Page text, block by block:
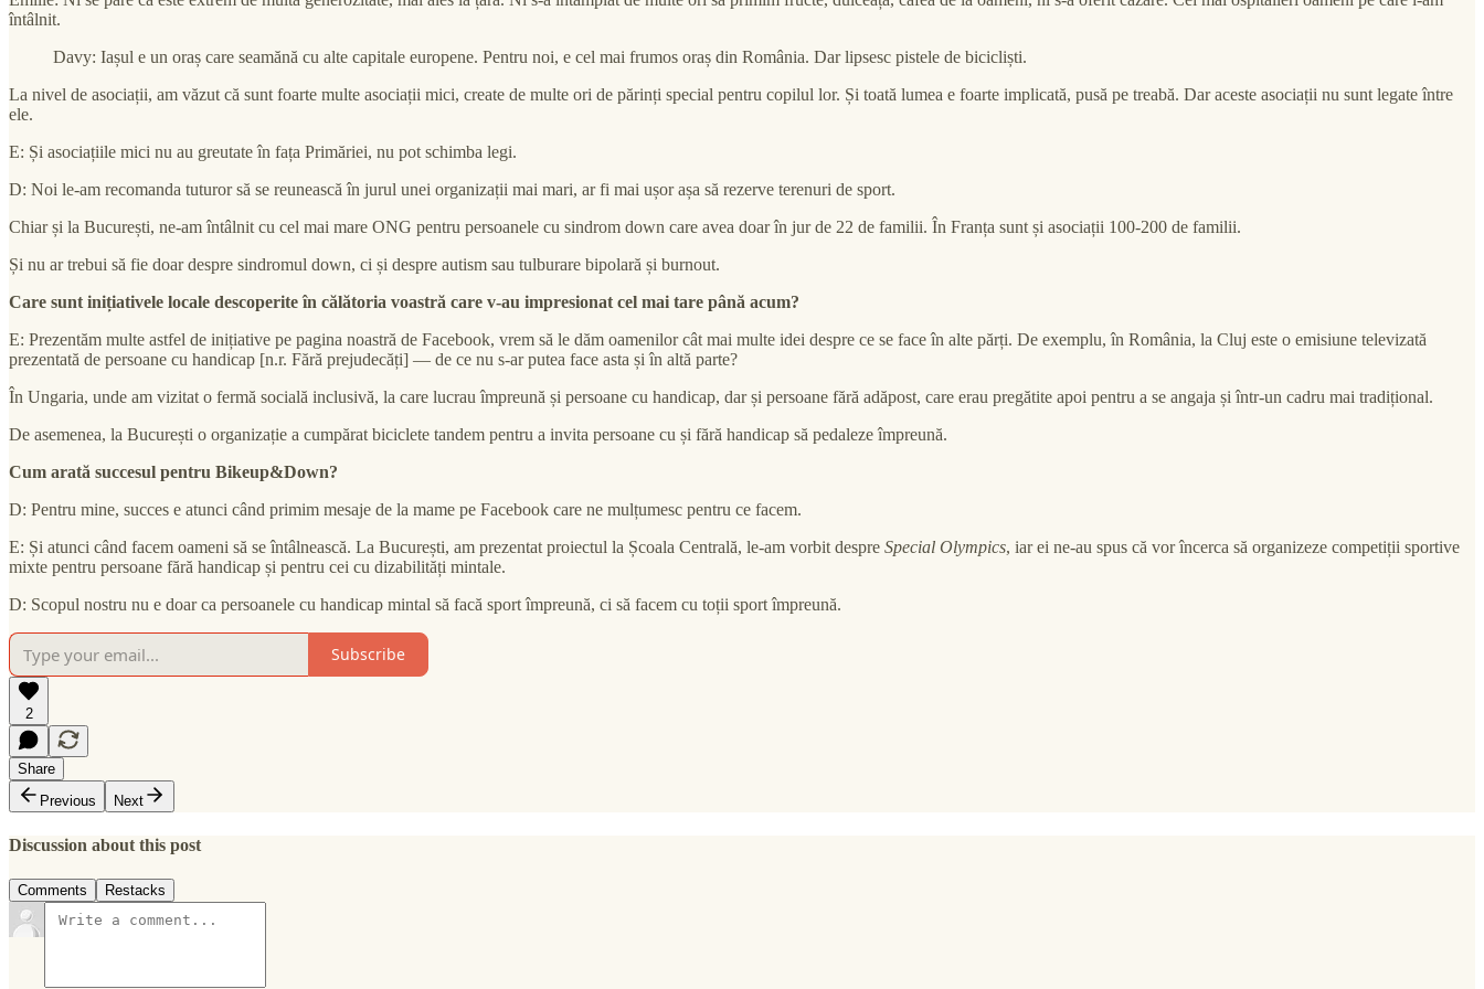
întâlnit.
Davy: Iașul e un oraș care seamănă cu alte capitale europene. Pentru noi, e cel mai frumos oraș din România. Dar lipsesc pistele de bicicliști.
La nivel de asociații, am văzut că sunt foarte multe asociații mici, create de multe ori de părinți special pentru copilul lor. Și toată lumea e foarte implicată, pusă pe treabă. Dar aceste asociații nu sunt legate între
ele.
E: Și asociațiile mici nu au greutate în fața Primăriei, nu pot schimba legi.
D: Noi le-am recomanda tuturor să se reunească în jurul unei organizații mai mari, ar fi mai ușor așa să rezerve terenuri de sport.
Chiar și la București, ne-am întâlnit cu cel mai mare ONG pentru persoanele cu sindrom down care avea doar în jur de 22 de familii. În Franța sunt și asociații 100-200 de familii.
Și nu ar trebui să fie doar despre sindromul down, ci și despre autism sau tulburare bipolară și burnout.
Care sunt inițiativele locale descoperite în călătoria voastră care v-au impresionat cel mai tare până acum?
E: Prezentăm multe astfel de inițiative pe pagina noastră de Facebook, vrem să le dăm oamenilor cât mai multe idei despre ce se face în alte părți. De exemplu, în România, la Cluj este o emisiune televizată
prezentată de persoane cu handicap [n.r. Fără prejudecăți] — de ce nu s-ar putea face asta și în altă parte?
În Ungaria, unde am vizitat o fermă socială inclusivă, la care lucrau împreună și persoane cu handicap, dar și persoane fără adăpost, care erau pregătite apoi pentru a se angaja și într-un cadru mai tradițional.
De asemenea, la București o organizație a cumpărat biciclete tandem pentru a invita persoane cu și fără handicap să pedaleze împreună.
Cum arată succesul pentru Bikeup&Down?
D: Pentru mine, succes e atunci când primim mesaje de la mame pe Facebook care ne mulțumesc pentru ce facem.
E: Și atunci când facem oameni să se întâlnească. La București, am prezentat proiectul la Școala Centrală, le-am vorbit despre Special Olympics, iar ei ne-au spus că vor încerca să organizeze competiții sportive
mixte pentru persoane fără handicap și pentru cei cu dizabilități mintale.
D: Scopul nostru nu e doar ca persoanele cu handicap mintal să facă sport împreună, ci să facem cu toții sport împreună.
Subscribe
2
Share
Previous
Next
Discussion about this post
Comments Restacks